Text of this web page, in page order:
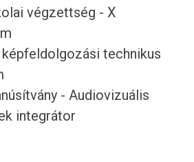
végzettség - X
képfeldolgozási technikus
- Audiovizuális
integrátor